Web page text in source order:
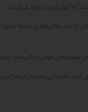
آنها یک برند ایجاد می‌کنند.
تا مواد به‌کاررفته در بسته
طولانی از گزینه‌ها
ما این راهنما را ایجاد